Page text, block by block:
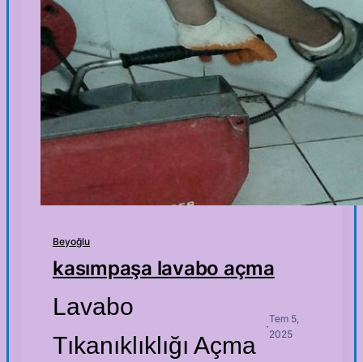
Beyoğlu
kasımpaşa lavabo açma
Lavabo
Tıkanıklıklığı Açma
·
Tem 5,
2025